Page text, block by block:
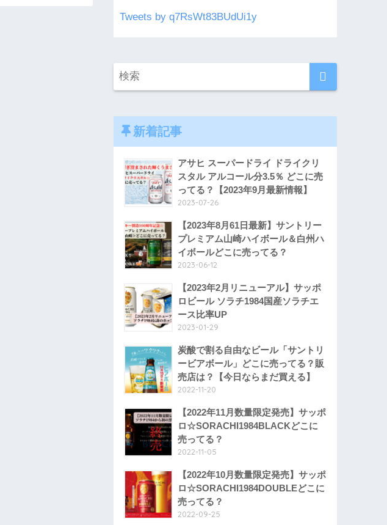
Tweets by q7RsWt83BUdUi1y
新着記事
アサヒ スーパードライ ドライクリ
スタル アルコール分3.5％ どこに売
ってる？【2023年9月最新情報】
2023-07-26
【2023年8月61日最新】サントリー
プレミアム山崎ハイボール＆白州ハ
イボールどこに売ってる？
2023-06-12
【2023年2月リニューアル】サッポ
ロビール ソラチ1984国産ソラチエ
ース比率UP
2023-01-29
炭酸で割る自由なビール「サントリ
ービアボール」どこに売ってる？販
売店は？【今日ならまだ買える】
2022-11-20
【2022年11月数量限定発売】サッポ
ロ☆SORACHI1984BLACKどこに
売ってる？
2022-11-05
【2022年10月数量限定発売】サッポ
ロ☆SORACHI1984DOUBLEどこに
売ってる？
2022-09-25